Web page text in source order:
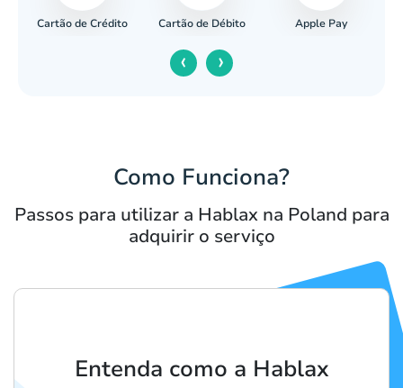
Cartão de Crédito Cartão de Débito Apple Pay
‹ ›
Como Funciona?
Passos para utilizar a Hablax na Poland para
adquirir o serviço
Entenda como a Hablax